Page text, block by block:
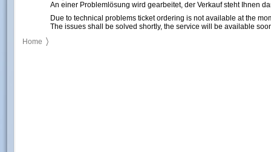
An einer Problemlösung wird gearbeitet, der Verkauf steht Ihnen
Due to technical problems ticket ordering is not available at the
The issues shall be solved shortly, the service will be available
Home